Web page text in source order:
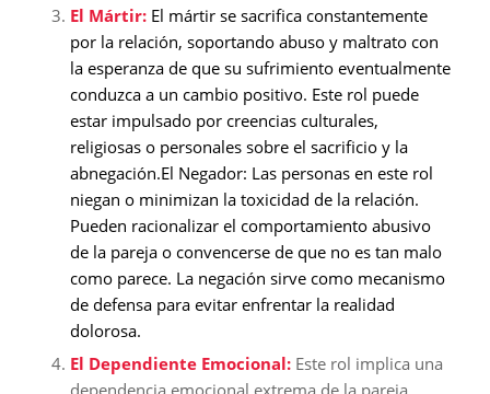
El Mártir:El mártir se sacrifica constantemente
por la relación, soportando abuso y maltrato con
la esperanza de que su sufrimiento eventualmente
conduzca a un cambio positivo. Este rol puede
estar impulsado por creencias culturales,
religiosas o personales sobre el sacrificio y la
abnegación.El Negador: Las personas en este rol
niegan o minimizan la toxicidad de la relación.
Pueden racionalizar el comportamiento abusivo
de la pareja o convencerse de que no es tan malo
como parece. La negación sirve como mecanismo
de defensa para evitar enfrentar la realidad
dolorosa.
El Dependiente Emocional:Este rol implica una
dependencia emocional extrema de la pareja